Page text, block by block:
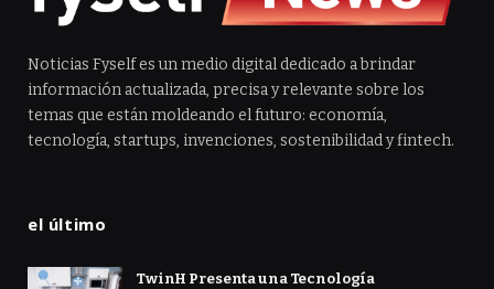
Noticias Fyself es un medio digital dedicado a brindar
información actualizada, precisa y relevante sobre los
temas que están moldeando el futuro: economía,
tecnología, startups, invenciones, sostenibilidad y fintech.
el último
TwinH Presenta una Tecnología